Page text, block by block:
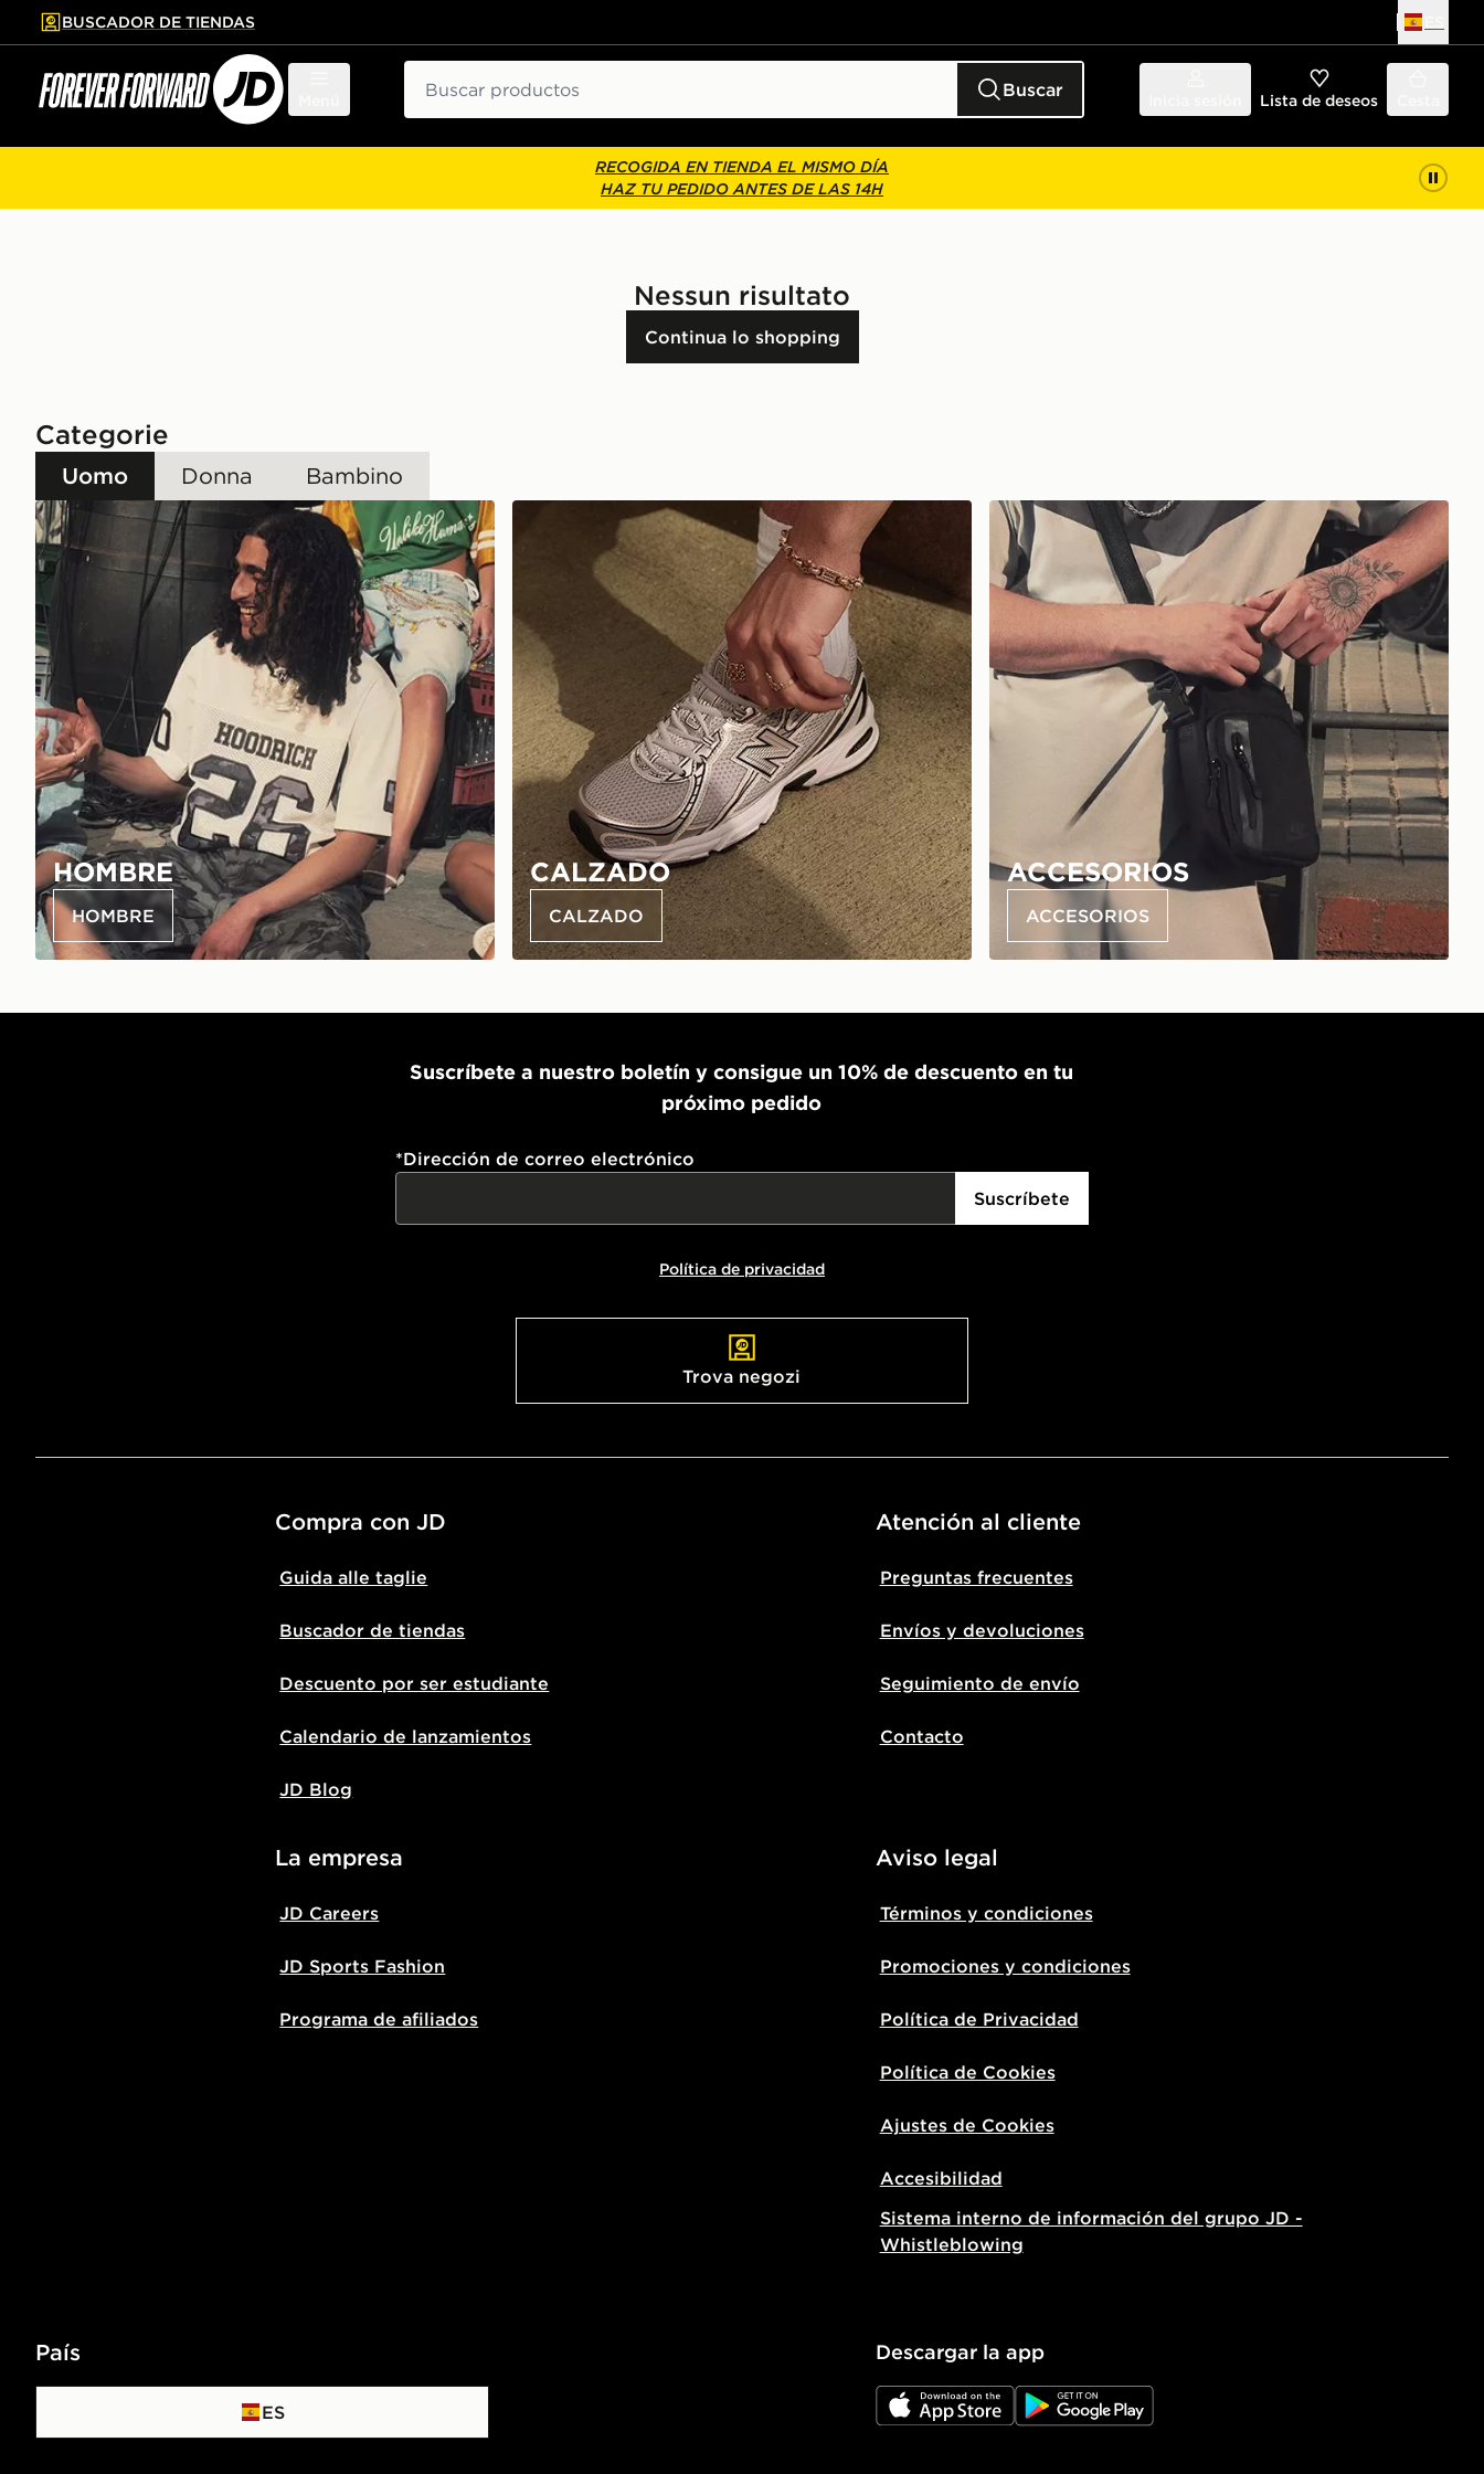
contenido principal
pie de página
BUSCADOR DE TIENDAS
Buscar Lista de deseos
RECOGIDA EN TIENDA EL MISMO DÍA
HAZ TU PEDIDO ANTES DE LAS 14H
Nessun risultato
Continua lo shopping
Categorie
Uomo Donna Bambino
HOMBRE
HOMBRE
CALZADO
CALZADO
ACCESORIOS
ACCESORIOS
Suscríbete a nuestro boletín y consigue un 10% de descuento en tu
próximo pedido
*Dirección de correo electrónico
Suscríbete
Política de privacidad
Trova negozi
Compra con JD
Guida alle taglie
Buscador de tiendas
Descuento por ser estudiante
Calendario de lanzamientos
JD Blog
Atención al cliente
Preguntas frecuentes
Envíos y devoluciones
Seguimiento de envío
Contacto
La empresa
JD Careers
JD Sports Fashion
Programa de afiliados
Aviso legal
Términos y condiciones
Promociones y condiciones
Política de Privacidad
Política de Cookies
Ajustes de Cookies
Accesibilidad
Sistema interno de información del grupo JD -
Whistleblowing
País
ES
Descargar la app
JD App Store JD Google Play